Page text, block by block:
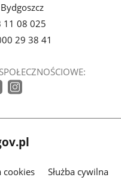
11 08 025
29 38 41
cookies Służba cywilna